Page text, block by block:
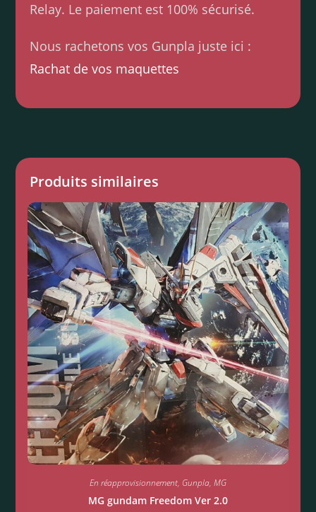
Relay. Le paiement est 100% sécurisé.
Nous rachetons vos Gunpla juste ici :
Rachat de vos maquettes
Produits similaires
En réapprovisionnement, Gunpla, MG
MG gundam Freedom Ver 2.0